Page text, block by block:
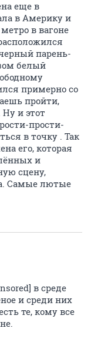
еще в
в Америку и
в вагоне
парень-
белый
примерно со
пройти,
и этот
прости-
в точку . Так
его, которая
и
сцену,
Самые лютые
в среде
и среди них
те, кому все